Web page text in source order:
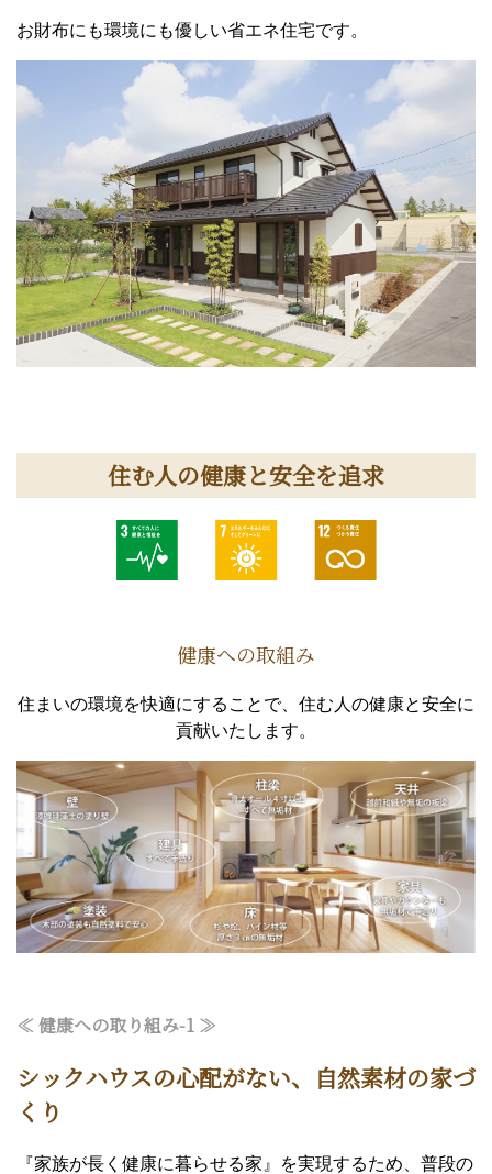
お財布にも環境にも優しい省エネ住宅です。
住む人の健康と安全を追求
健康への取組み
住まいの環境を快適にすることで、住む人の健康と安全に
貢献いたします。
≪ 健康への取り組み-1 ≫
シックハウスの心配がない、 自然素材の家づ
くり
『家族が長く健康に暮らせる家』を実現するため、普段の